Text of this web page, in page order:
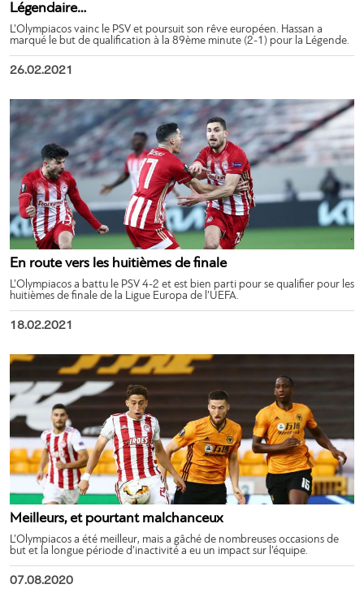
Légendaire…
L’Olympiacos vainc le PSV et poursuit son rêve européen. Hassan a
marqué le but de qualification à la 89ème minute (2-1) pour la Légende.
26.02.2021
En route vers les huitièmes de finale
L’Olympiacos a battu le PSV 4-2 et est bien parti pour se qualifier pour les
huitièmes de finale de la Ligue Europa de l’UEFA.
18.02.2021
Meilleurs, et pourtant malchanceux
L’Olympiacos a été meilleur, mais a gâché de nombreuses occasions de
but et la longue période d’inactivité a eu un impact sur l’équipe.
07.08.2020